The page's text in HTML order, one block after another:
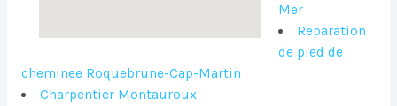
Mer
Reparation
de pied de
cheminee Roquebrune-Cap-Martin
Charpentier Montauroux